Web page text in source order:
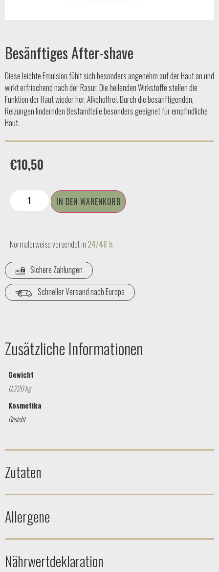
Besänftiges After-shave
Diese leichte Emulsion fühlt sich besonders angenehm auf der Haut an und
wirkt erfrischend nach der Rasur. Die heilenden Wirkstoffe stellen die
Funktion der Haut wieder her. Alkoholfrei. Durch die besänftigenden,
Reizungen lindernden Bestandteile besonders geeignet für empfindliche
Haut.
€10,50
IN DEN WARENKORB
Normalerweise versendet in 24/48 h
Sichere Zahlungen
Schneller Versand nach Europa
Zusätzliche Informationen
Gewicht
0,220 kg
Kosmetika
Gesicht
Zutaten
Allergene
Nährwertdeklaration